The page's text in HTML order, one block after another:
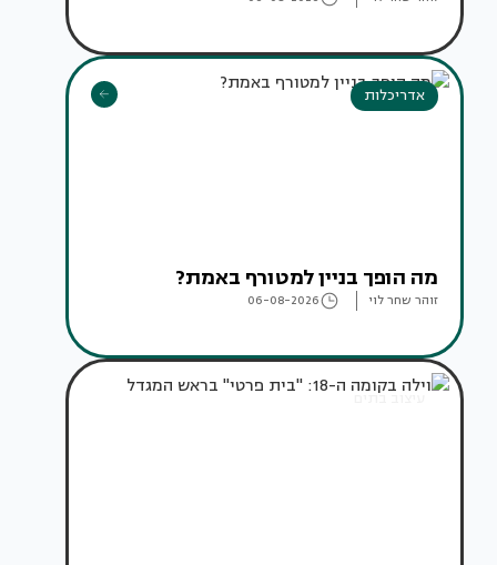
אדריכלות
מה הופך בניין למטורף באמת?
זוהר שחר לוי 06-08-2026
עיצוב בתים